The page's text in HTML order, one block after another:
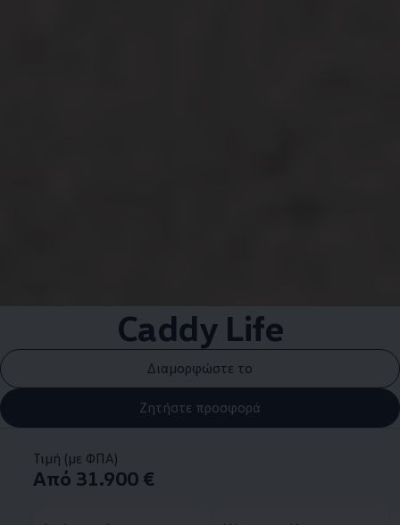
Caddy Life
Διαμορφώστε το
Ζητήστε προσφορά
Τιμή (με ΦΠΑ)
Από 31.900 €